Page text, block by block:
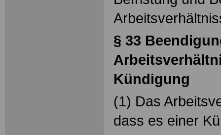
§ 33
Kündigung
(1) Das
dass es einer